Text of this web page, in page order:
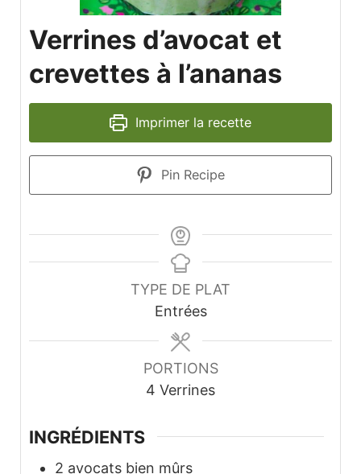
Verrines d’avocat et
crevettes à l’ananas
Imprimer la recette
Pin Recipe
TYPE DE PLAT
Entrées
PORTIONS
4 Verrines
INGRÉDIENTS
2 avocats bien mûrs